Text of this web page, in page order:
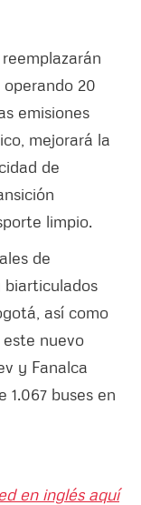
20
emisiones
mejorará la
de
limpio.
de
biarticulados
así como
este nuevo
y Fanalca
buses en
en inglés aquí